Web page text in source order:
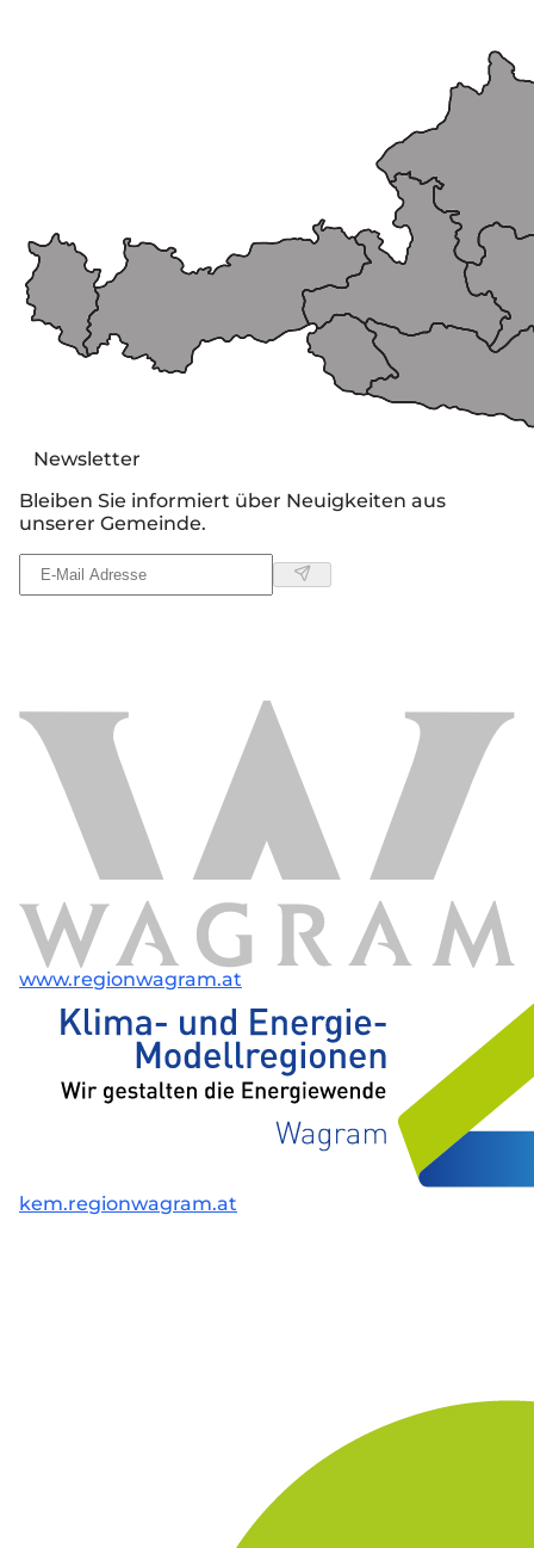
Newsletter
Bleiben Sie informiert über Neuigkeiten aus
unserer Gemeinde.
www.regionwagram.at
kem.regionwagram.at